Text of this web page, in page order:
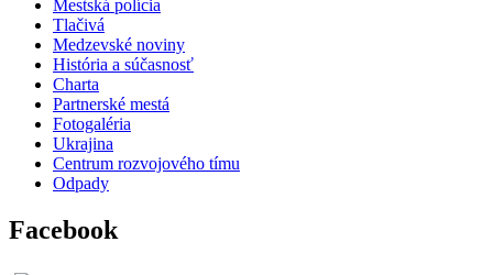
Mestská polícia
Tlačivá
Medzevské noviny
História a súčasnosť
Charta
Partnerské mestá
Fotogaléria
Ukrajina
Centrum rozvojového tímu
Odpady
Facebook